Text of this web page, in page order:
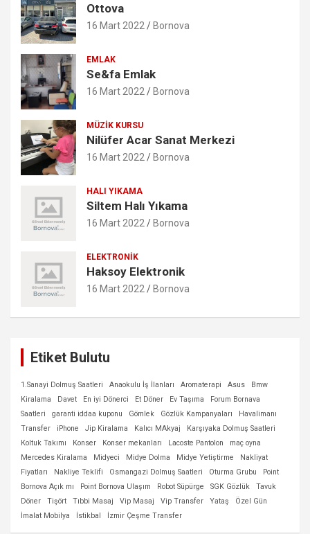
Ottova
16 Mart 2022 Bornova
EMLAK
Se&fa Emlak
16 Mart 2022 Bornova
MÜZIK KURSU
Nilüfer Acar Sanat Merkezi
16 Mart 2022 Bornova
HALI YIKAMA
Siltem Halı Yıkama
16 Mart 2022 Bornova
ELEKTRONIK
Haksoy Elektronik
16 Mart 2022 Bornova
Etiket Bulutu
1.Sanayi Dolmuş Saatleri Anaokulu İş İlanları Aromaterapi Asus
Bmw
Kiralama
Davet En iyi Dönerci Et Döner Ev Taşıma
Forum Bornava
Saatleri
garanti iddaa kuponu Gömlek Gözlük Kampanyaları
Havalimanı
Transfer
iPhone Jip Kiralama Kalıcı MAkyaj
Karşıyaka Dolmuş Saatleri
Koltuk Takımı
Konser Konser mekanları Lacoste Pantolon
maç oyna
Mercedes Kiralama
Midyeci Midye Dolma Midye Yetiştirme
Nakliyat
Fiyatları
Nakliye Teklifi Osmangazi Dolmuş Saatleri Oturma Grubu
Point
Bornova Açık mı
Point Bornova Ulaşım Robot Süpürge SGK Gözlük
Tavuk
Döner
Tişört Tıbbi Masaj Vip Masaj Vip Transfer Yataş
Özel Gün
İmalat Mobilya
İstikbal İzmir Çeşme Transfer